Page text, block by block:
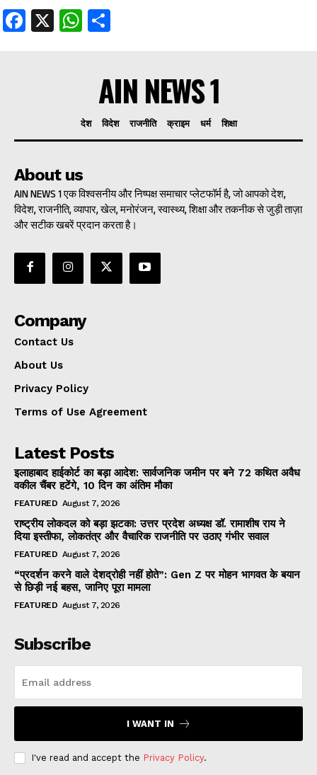
Facebook
X WhatsApp
AIN NEWS 1
देश विदेश राजनीति क्राइम धर्म शिक्षा
About us
AIN NEWS 1 एक विश्वसनीय और निष्पक्ष समाचार प्लेटफॉर्म है, जो आपको देश,
विदेश, राजनीति, व्यापार, खेल, मनोरंजन, स्वास्थ्य, शिक्षा और तकनीक से जुड़ी ताज़ा
और सटीक खबरें प्रदान करता है।
Company
Contact Us
About Us
Privacy Policy
Terms of Use Agreement
Latest Posts
इलाहाबाद हाईकोर्ट का बड़ा आदेश: सार्वजनिक जमीन पर बने 72 कथित अवैध
वकील चैंबर हटेंगे, 10 दिन का अंतिम मौका
FEATURED August 7, 2026
राष्ट्रीय लोकदल को बड़ा झटका: उत्तर प्रदेश अध्यक्ष डॉ. रामाशीष राय ने
दिया इस्तीफा, लोकतंत्र और वैचारिक राजनीति पर उठाए गंभीर सवाल
FEATURED August 7, 2026
“प्रदर्शन करने वाले देशद्रोही नहीं होते”: Gen Z पर मोहन भागवत के बयान
से छिड़ी नई बहस, जानिए पूरा मामला
FEATURED August 7, 2026
Subscribe
I WANT IN
I've read and accept the Privacy Policy.